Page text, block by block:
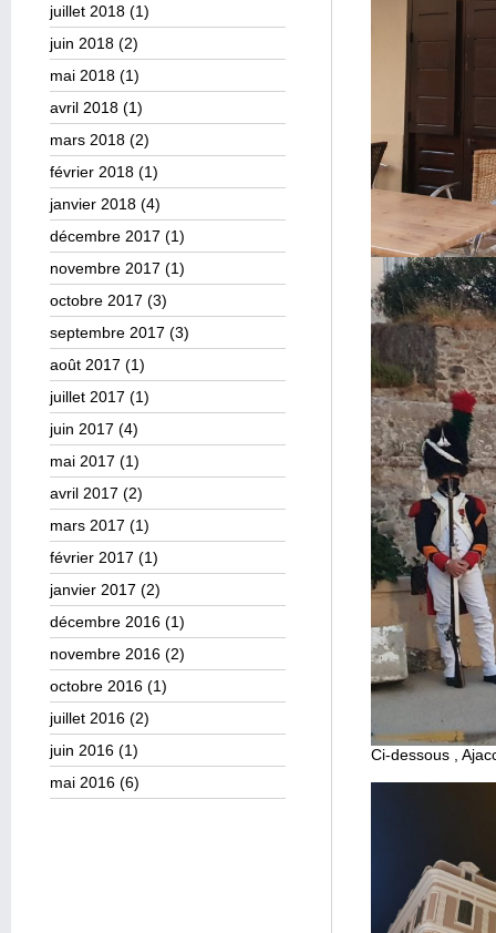
juillet 2018 (1)
juin 2018 (2)
mai 2018 (1)
avril 2018 (1)
mars 2018 (2)
février 2018 (1)
janvier 2018 (4)
décembre 2017 (1)
novembre 2017 (1)
octobre 2017 (3)
septembre 2017 (3)
août 2017 (1)
juillet 2017 (1)
juin 2017 (4)
mai 2017 (1)
avril 2017 (2)
mars 2017 (1)
février 2017 (1)
janvier 2017 (2)
décembre 2016 (1)
novembre 2016 (2)
octobre 2016 (1)
juillet 2016 (2)
juin 2016 (1)
mai 2016 (6)
Ci-dessous ,